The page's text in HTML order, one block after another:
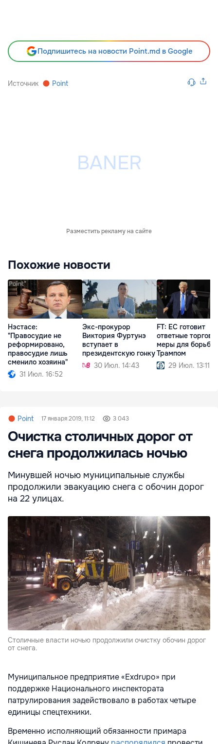
Подпишитесь на новости Point.md в Google
Источник Point
Разместить рекламу на сайте
Похожие новости
Нэстасе:
"Правосудие не
реформировано,
правосудие лишь
сменило хозяина"
31 Июл. 16:52
Экс-прокурор
Виктория Фуртунэ
вступает в
президентскую гонку
30 Июл. 14:43
FT: ЕС готовит
ответные
меры для борьбы
Трампом
29 Июл. 13:11
Point 17 января 2019, 11:12 3 043
Очистка столичных дорог от
снега продолжилась ночью
Минувшей ночью муниципальные службы
продолжили эвакуацию снега с обочин дорог
на 22 улицах.
Столичные власти ночью продолжили очистку обочин дорог
от снега.
Муниципальное предприятие «Exdrupo» при
поддержке Национального инспектората
патрулирования задействовало в работах четыре
единицы спецтехники.
Временно исполняющий обязанности примара